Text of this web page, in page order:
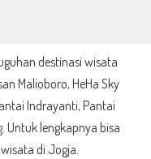
destinasi wisata
Malioboro, HeHa Sky
Indrayanti, Pantai
Untuk lengkapnya bisa
di Jogja.